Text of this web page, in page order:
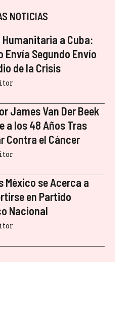
NOTICIAS
Humanitaria a Cuba:
Envía Segundo Envío
de la Crisis
James Van Der Beek
a los 48 Años Tras
Contra el Cáncer
México se Acerca a
en Partido
Nacional